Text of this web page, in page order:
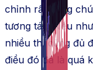
chỉnh rất đáng
tương tác. Nếu
nhiều thì cũng đủ
điều đó đã là quá